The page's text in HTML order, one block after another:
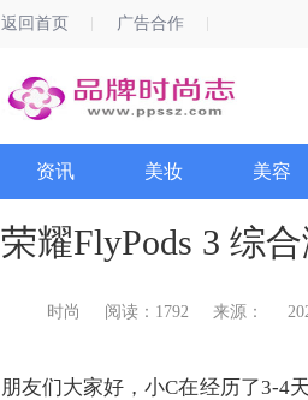
返回首页 广告合作
资讯 美妆 美容
荣耀FlyPods 3 综
时尚 阅读：1792 来源：
朋友们大家好，小C在经历了3-4